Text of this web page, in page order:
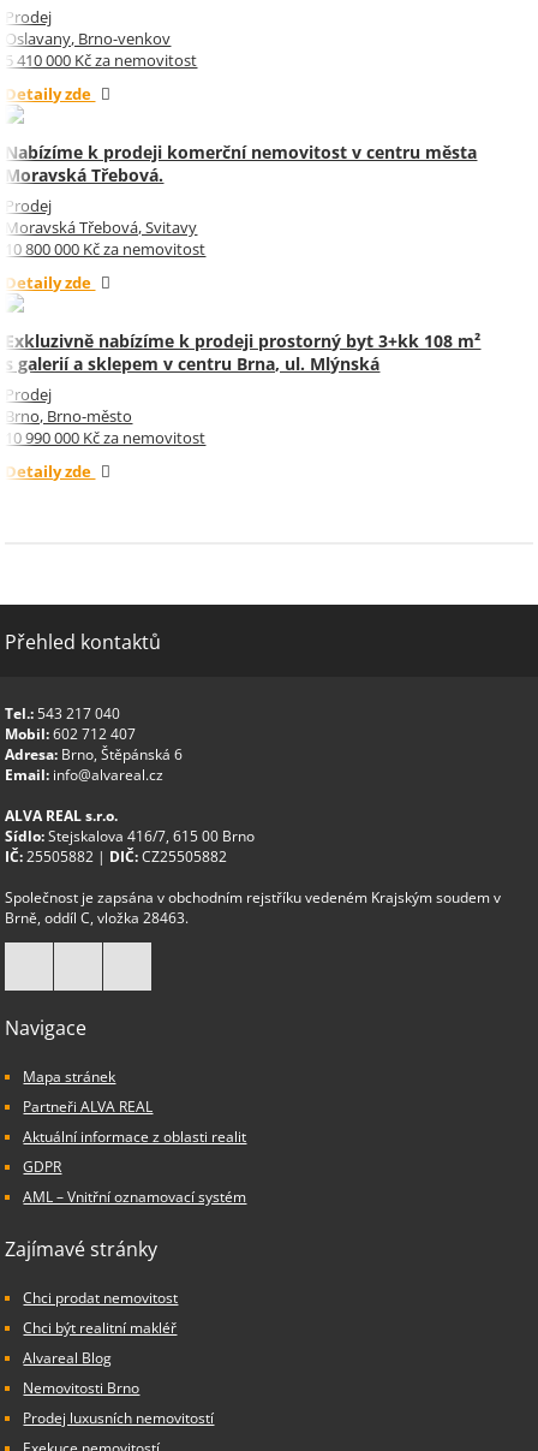
Prodej
Oslavany, Brno-venkov
5 410 000 Kč za nemovitost
Detaily zde
Nabízíme k prodeji komerční nemovitost v centru města
Moravská Třebová.
Prodej
Moravská Třebová, Svitavy
10 800 000 Kč za nemovitost
Detaily zde
Exkluzivně nabízíme k prodeji prostorný byt 3+kk 108 m²
s galerií a sklepem v centru Brna, ul. Mlýnská
Prodej
Brno, Brno-město
10 990 000 Kč za nemovitost
Detaily zde
Přehled kontaktů
Tel.:543 217 040
Mobil:602 712 407
Adresa: Brno, Štěpánská 6
Email: info@alvareal.cz
ALVA REAL s.r.o.
Sídlo:Stejskalova 416/7, 615 00 Brno
IČ:25505882 | DIČ:CZ25505882
Společnost je zapsána v obchodním rejstříku vedeném Krajským soudem v
Brně, oddíl C, vložka 28463.
Navigace
Mapa stránek
Partneři ALVA REAL
Aktuální informace z oblasti realit
GDPR
AML – Vnitřní oznamovací systém
Zajímavé stránky
Chci prodat nemovitost
Chci být realitní makléř
Alvareal Blog
Nemovitosti Brno
Prodej luxusních nemovitostí